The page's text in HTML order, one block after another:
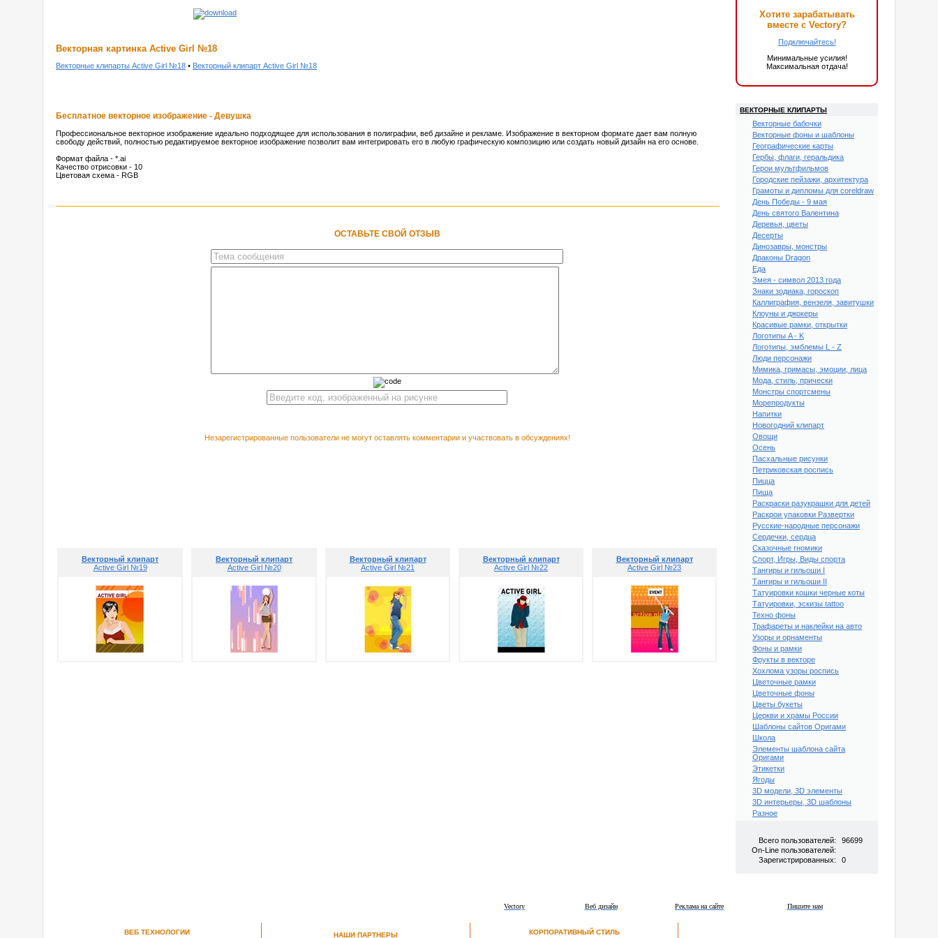
Векторная картинка Active Girl №18
Векторные клипарты Active Girl №18 • Векторный клипарт Active Girl №18
Бесплатное векторное изображение - Девушка
Профессиональное векторное изображение идеально подходящее для использования в полиграфии, веб дизайне и рекламе. Изображение в векторном формате дает вам полную
свободу действий, полностью редактируемое векторное изображение позволит вам интегрировать его в любую графическую композицию или создать новый дизайн на его основе.
Формат файла - *.ai
Качество отрисовки - 10
Цветовая схема - RGB
ОСТАВЬТЕ СВОЙ ОТЗЫВ
Незарегистрированные пользователи не могут оставлять комментарии и участвовать в обсуждениях!
Векторный клипарт
Active Girl №19
Векторный клипарт
Active Girl №20
Векторный клипарт
Active Girl №21
Векторный клипарт
Active Girl №22
Векторный клипарт
Active Girl №23
Хотите зарабатывать
вместе с Vectory?
Подключайтесь!
Минимальные усилия!
Максимальная отдача!
ВЕКТОРНЫЕ КЛИПАРТЫ
Векторные бабочки
Векторные фоны и шаблоны
Географические карты
Гербы, флаги, геральдика
Герои мультфильмов
Городские пейзажи, архитектура
Грамоты и дипломы для coreldraw
День Победы - 9 мая
День святого Валентина
Деревья, цветы
Десерты
Динозавры, монстры
Драконы Dragon
Еда
Змея - символ 2013 года
Знаки зодиака, гороскоп
Каллиграфия, вензеля, завитушки
Клоуны и джокеры
Красивые рамки, открытки
Логотипы A - K
Логотипы, эмблемы L - Z
Люди персонажи
Мимика, гримасы, эмоции, лица
Мода, стиль, прически
Монстры спортсмены
Морепродукты
Напитки
Новогодний клипарт
Овощи
Осень
Пасхальные рисунки
Петриковская роспись
Пицца
Пища
Раскраски разукрашки для детей
Раскрои упаковки Развертки
Русские-народные персонажи
Сердечки, сердца
Сказочные гномики
Спорт, Игры, Виды спорта
Тангиры и гильоши I
Тангиры и гильоши II
Татуировки кошки черные коты
Татуировки, эскизы tattoo
Техно фоны
Трафареты и наклейки на авто
Узоры и орнаменты
Фоны и рамки
Фрукты в векторе
Хохлома узоры роспись
Цветочные рамки
Цветочные фоны
Цветы букеты
Церкви и храмы России
Шаблоны сайтов Оригами
Школа
Элементы шаблона сайта
Оригами
Этикетки
Ягоды
3D модели, 3D элементы
3D интерьеры, 3D шаблоны
Разное
Всего пользователей:
96699
On-Line пользователей:
Зарегистрированных:
0
Пишите нам
Реклама на сайте
Веб дизайн
Vectory
ВЕБ ТЕХНОЛОГИИ НАШИ ПАРТНЕРЫ КОРПОРАТИВНЫЙ СТИЛЬ